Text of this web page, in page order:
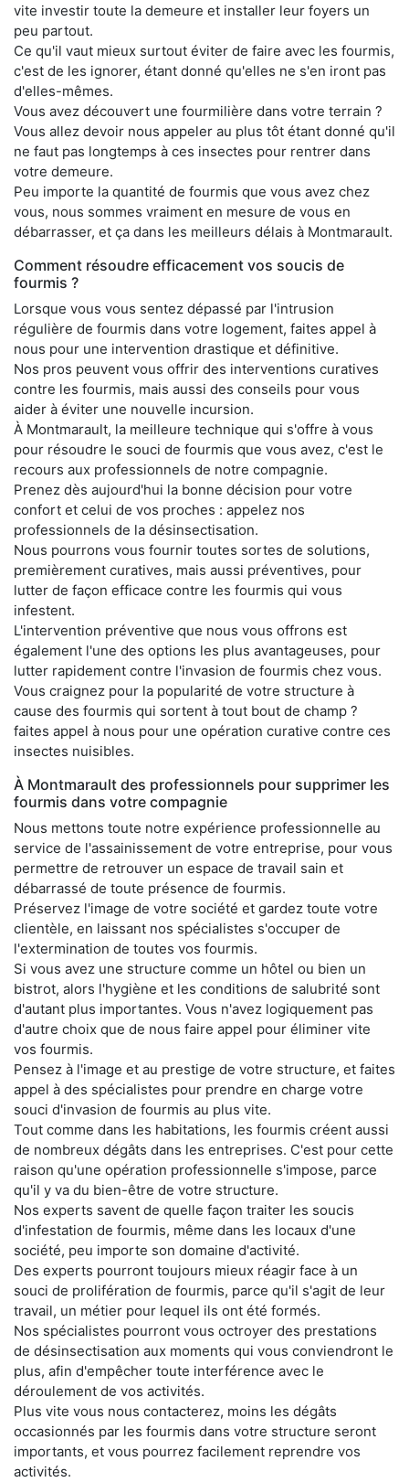
vite investir toute la demeure et installer leur foyers un
peu partout.
Ce qu'il vaut mieux surtout éviter de faire avec les fourmis,
c'est de les ignorer, étant donné qu'elles ne s'en iront pas
d'elles-mêmes.
Vous avez découvert une fourmilière dans votre terrain ?
Vous allez devoir nous appeler au plus tôt étant donné qu'il
ne faut pas longtemps à ces insectes pour rentrer dans
votre demeure.
Peu importe la quantité de fourmis que vous avez chez
vous, nous sommes vraiment en mesure de vous en
débarrasser, et ça dans les meilleurs délais à Montmarault.
Comment résoudre efficacement vos soucis de
fourmis ?
Lorsque vous vous sentez dépassé par l'intrusion
régulière de fourmis dans votre logement, faites appel à
nous pour une intervention drastique et définitive.
Nos pros peuvent vous offrir des interventions curatives
contre les fourmis, mais aussi des conseils pour vous
aider à éviter une nouvelle incursion.
À Montmarault, la meilleure technique qui s'offre à vous
pour résoudre le souci de fourmis que vous avez, c'est le
recours aux professionnels de notre compagnie.
Prenez dès aujourd'hui la bonne décision pour votre
confort et celui de vos proches : appelez nos
professionnels de la désinsectisation.
Nous pourrons vous fournir toutes sortes de solutions,
premièrement curatives, mais aussi préventives, pour
lutter de façon efficace contre les fourmis qui vous
infestent.
L'intervention préventive que nous vous offrons est
également l'une des options les plus avantageuses, pour
lutter rapidement contre l'invasion de fourmis chez vous.
Vous craignez pour la popularité de votre structure à
cause des fourmis qui sortent à tout bout de champ ?
faites appel à nous pour une opération curative contre ces
insectes nuisibles.
À Montmarault des professionnels pour supprimer les
fourmis dans votre compagnie
Nous mettons toute notre expérience professionnelle au
service de l'assainissement de votre entreprise, pour vous
permettre de retrouver un espace de travail sain et
débarrassé de toute présence de fourmis.
Préservez l'image de votre société et gardez toute votre
clientèle, en laissant nos spécialistes s'occuper de
l'extermination de toutes vos fourmis.
Si vous avez une structure comme un hôtel ou bien un
bistrot, alors l'hygiène et les conditions de salubrité sont
d'autant plus importantes. Vous n'avez logiquement pas
d'autre choix que de nous faire appel pour éliminer vite
vos fourmis.
Pensez à l'image et au prestige de votre structure, et faites
appel à des spécialistes pour prendre en charge votre
souci d'invasion de fourmis au plus vite.
Tout comme dans les habitations, les fourmis créent aussi
de nombreux dégâts dans les entreprises. C'est pour cette
raison qu'une opération professionnelle s'impose, parce
qu'il y va du bien-être de votre structure.
Nos experts savent de quelle façon traiter les soucis
d'infestation de fourmis, même dans les locaux d'une
société, peu importe son domaine d'activité.
Des experts pourront toujours mieux réagir face à un
souci de prolifération de fourmis, parce qu'il s'agit de leur
travail, un métier pour lequel ils ont été formés.
Nos spécialistes pourront vous octroyer des prestations
de désinsectisation aux moments qui vous conviendront le
plus, afin d'empêcher toute interférence avec le
déroulement de vos activités.
Plus vite vous nous contacterez, moins les dégâts
occasionnés par les fourmis dans votre structure seront
importants, et vous pourrez facilement reprendre vos
activités.